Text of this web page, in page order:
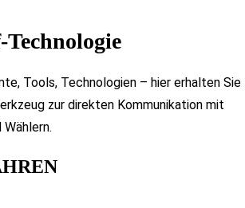
Tools, Technologien – hier erhalten Sie
zur direkten Kommunikation mit
Wählern.